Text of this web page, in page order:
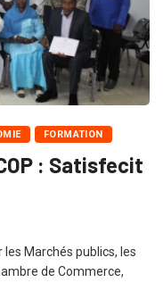
FORMATION
: Satisfecit
Marchés publics, les
de Commerce,